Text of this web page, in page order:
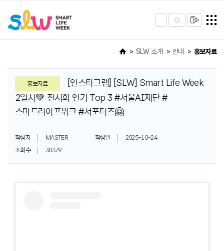
SLW 소개 안내 홍보자료
홍보자료
[인스타그램] [SLW] Smart Life Week
2일차💚 전시회 인기 Top 3 #서울AI재단 #
스마트라이프위크 #서포터즈🤗
작성자 MASTER 작성일
2025-10-24
조회수
38379